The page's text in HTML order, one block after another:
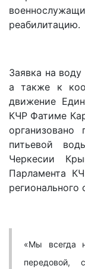
реабилитацию.
Заявка на
а также к
движение
КЧР Фатиме
питьевой
Черкесии
Парламента
регионального
«Мы всегда
передовой,